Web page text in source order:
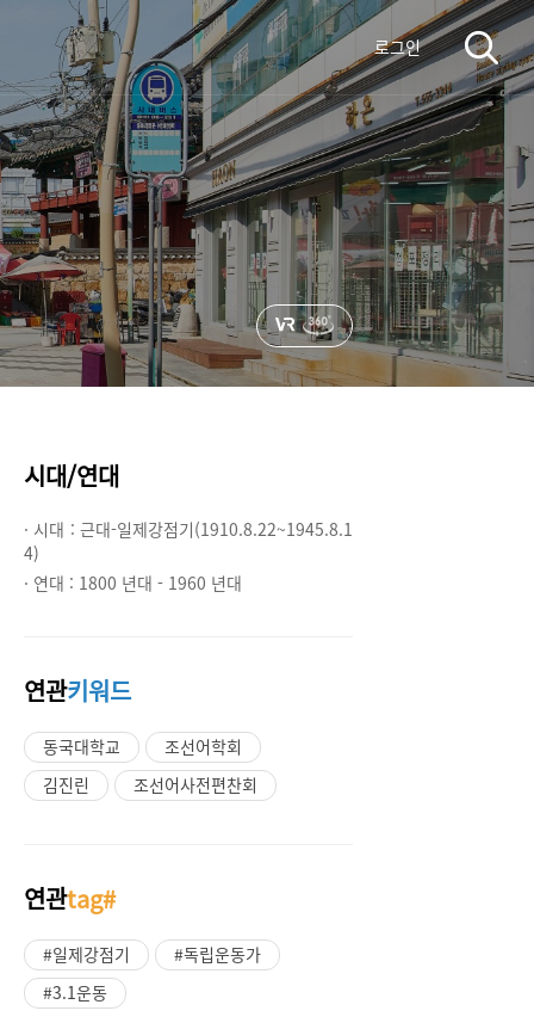
로그인
시대/연대
· 시대 : 근대-일제강점기(1910.8.22~1945.8.1
4)
· 연대 : 1800 년대 - 1960 년대
연관키워드
동국대학교
조선어학회
김진린
조선어사전편찬회
연관tag#
#일제강점기
#독립운동가
#3.1운동